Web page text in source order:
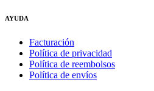
AYUDA
Facturación
Política de privacidad
Política de reembolsos
Política de envíos